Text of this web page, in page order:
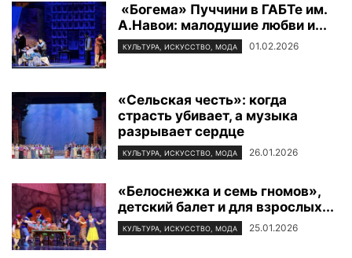
«Богема» Пуччини в ГАБТе им.
А.Навои: малодушие любви и...
КУЛЬТУРА, ИСКУССТВО, МОДА 01.02.2026
«Сельская честь»: когда
страсть убивает, а музыка
разрывает сердце
КУЛЬТУРА, ИСКУССТВО, МОДА 26.01.2026
«Белоснежка и семь гномов»,
детский балет и для взрослых...
КУЛЬТУРА, ИСКУССТВО, МОДА 25.01.2026